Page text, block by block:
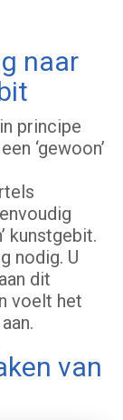
naar
principe
‘gewoon’
kunstgebit.
nodig. U
dit
voelt het
van